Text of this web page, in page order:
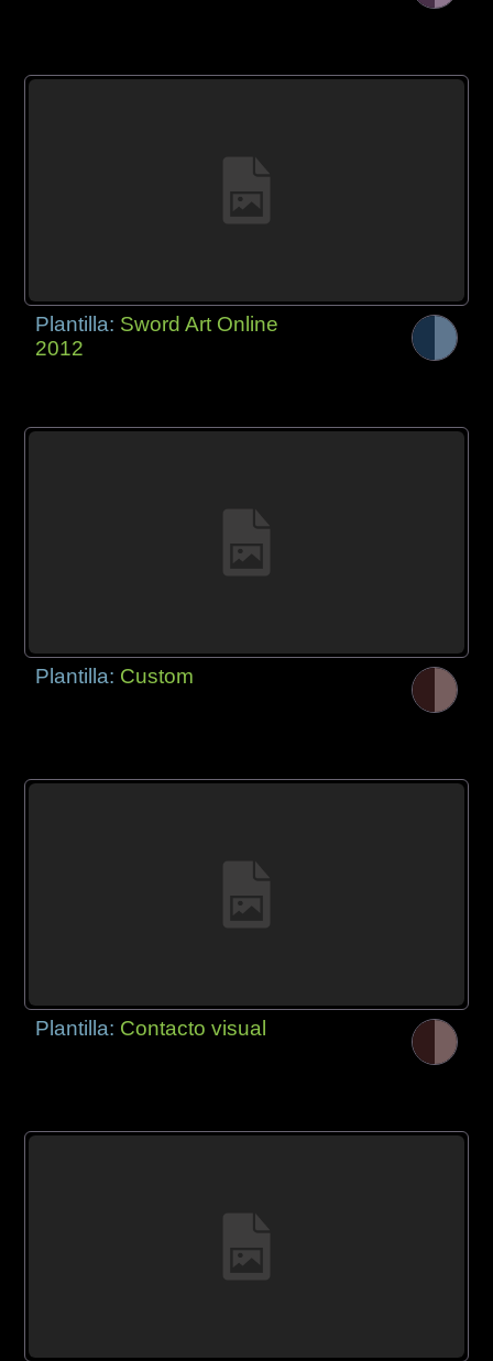
Plantilla: Sword Art Online
2012
Plantilla: Custom
Plantilla: Contacto visual